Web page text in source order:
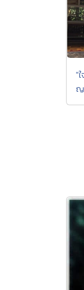
"
ญ